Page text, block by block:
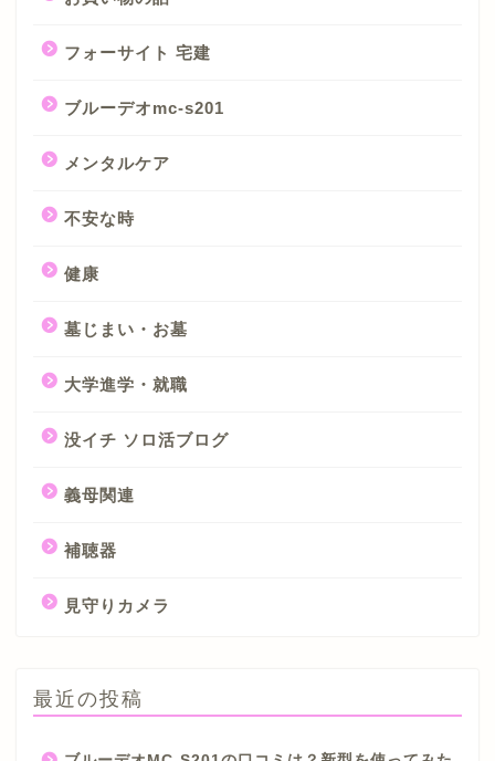
フォーサイト 宅建
ブルーデオmc-s201
メンタルケア
不安な時
健康
墓じまい・お墓
大学進学・就職
没イチ ソロ活ブログ
義母関連
補聴器
見守りカメラ
最近の投稿